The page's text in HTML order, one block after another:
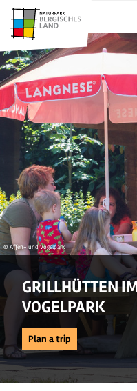
© Affen- und Vogelpark
GRILLHÜTTEN
VOGELPARK
Plan a trip